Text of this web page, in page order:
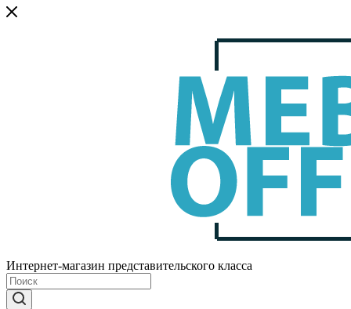
Интернет-магазин представительского класса